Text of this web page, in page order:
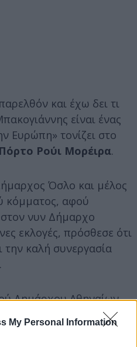
My Personal Information
και έχω δει τι
είναι ένας
Ευρώπη» τονίζει στο
Ρούι Μορέιρα.
Όσλο και μέλος
κόμματος, αφού
νυν Δήμαρχο
εκλογές, πρόσθεσε ότι
την καλή συνεργασία
Δημάρχου Αθηναίων
των πόλεων από